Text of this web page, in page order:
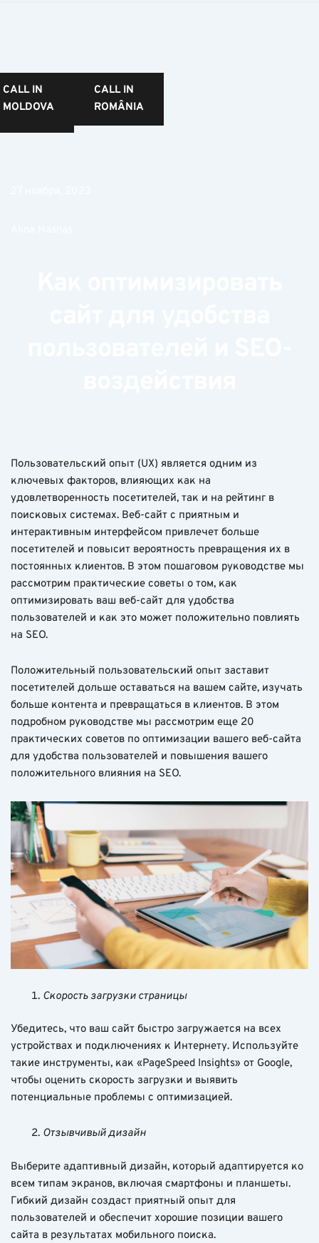
CALL IN
MOLDOVA
CALL IN
ROMÂNIA
Пользовательский опыт (UX) является одним из
ключевых факторов, влияющих как на
удовлетворенность посетителей, так и на рейтинг в
поисковых системах. Веб-сайт с приятным и
интерактивным интерфейсом привлечет больше
посетителей и повысит вероятность превращения их в
постоянных клиентов. В этом пошаговом руководстве мы
рассмотрим практические советы о том, как
оптимизировать ваш веб-сайт для удобства
пользователей и как это может положительно повлиять
на SEO.
Положительный пользовательский опыт заставит
посетителей дольше оставаться на вашем сайте, изучать
больше контента и превращаться в клиентов. В этом
подробном руководстве мы рассмотрим еще 20
практических советов по оптимизации вашего веб-сайта
для удобства пользователей и повышения вашего
положительного влияния на SEO.
Скорость загрузки страницы
Убедитесь, что ваш сайт быстро загружается на всех
устройствах и подключениях к Интернету. Используйте
такие инструменты, как «PageSpeed ​​Insights» от Google,
чтобы оценить скорость загрузки и выявить
потенциальные проблемы с оптимизацией.
Отзывчивый дизайн
Выберите адаптивный дизайн, который адаптируется ко
всем типам экранов, включая смартфоны и планшеты.
Гибкий дизайн создаст приятный опыт для
пользователей и обеспечит хорошие позиции вашего
сайта в результатах мобильного поиска.